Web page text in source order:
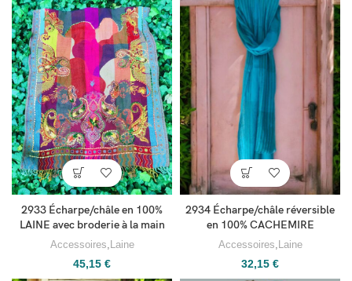
2933 Écharpe/châle en 100%
LAINE avec broderie à la main
Accessoires Laine
45,15 €
2934 Écharpe/châle réversible
en 100% CACHEMIRE
Accessoires Laine
32,15 €